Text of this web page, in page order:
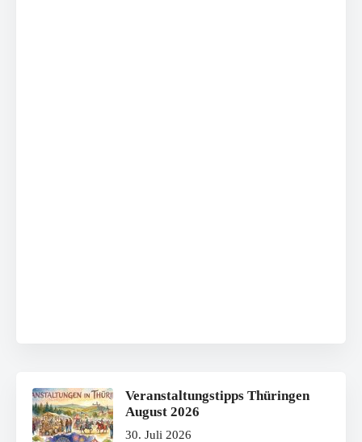
Veranstaltungstipps Thüringen
August 2026
30. Juli 2026